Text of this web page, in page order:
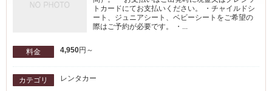
トカードにてお支払いください。 ・チャイルドシ
ート、ジュニアシート、ベビーシートをご希望の
際はご予約が必要です。 ・...
料金 4,950円～
カテゴリ レンタカー